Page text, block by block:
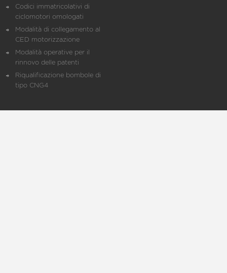
Codici immatricolativi di
ciclomotori omologati
Modalità di collegamento al
CED motorizzazione
Modalità operative per il
rinnovo delle patenti
Riqualificazione bombole di
tipo CNG4